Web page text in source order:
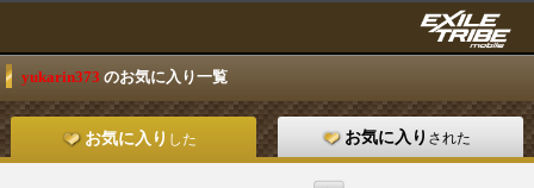
yukarin373 のお気に入り一覧
お気に入り した お気に入り された